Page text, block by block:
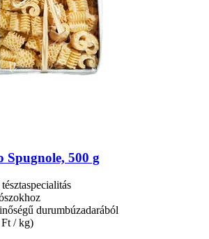
Spugnole, 500 g
durumbúzadarából
/ kg)